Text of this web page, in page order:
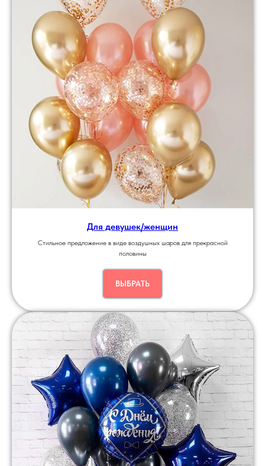
Для девушек/женщин
Стильное предложение в виде воздушных шаров для прекрасной
половины
ВЫБРАТЬ